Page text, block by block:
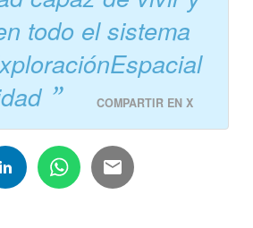
todo el sistema
COMPARTIR EN X